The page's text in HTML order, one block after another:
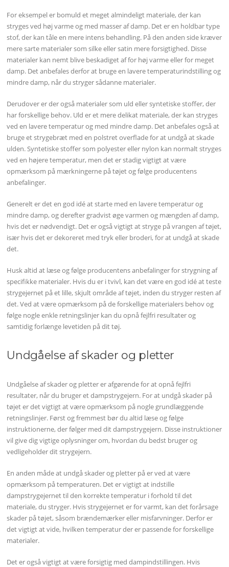
For eksempel er bomuld et meget almindeligt materiale, der kan
stryges ved høj varme og med masser af damp. Det er en holdbar type
stof, der kan tåle en mere intens behandling. På den anden side kræver
mere sarte materialer som silke eller satin mere forsigtighed. Disse
materialer kan nemt blive beskadiget af for høj varme eller for meget
damp. Det anbefales derfor at bruge en lavere temperaturindstilling og
mindre damp, når du stryger sådanne materialer.
Derudover er der også materialer som uld eller syntetiske stoffer, der
har forskellige behov. Uld er et mere delikat materiale, der kan stryges
ved en lavere temperatur og med mindre damp. Det anbefales også at
bruge et strygebræt med en polstret overflade for at undgå at skade
ulden. Syntetiske stoffer som polyester eller nylon kan normalt stryges
ved en højere temperatur, men det er stadig vigtigt at være
opmærksom på mærkningerne på tøjet og følge producentens
anbefalinger.
Generelt er det en god idé at starte med en lavere temperatur og
mindre damp, og derefter gradvist øge varmen og mængden af damp,
hvis det er nødvendigt. Det er også vigtigt at stryge på vrangen af tøjet,
især hvis det er dekoreret med tryk eller broderi, for at undgå at skade
det.
Husk altid at læse og følge producentens anbefalinger for strygning af
specifikke materialer. Hvis du er i tvivl, kan det være en god idé at teste
strygejernet på et lille, skjult område af tøjet, inden du stryger resten af
det. Ved at være opmærksom på de forskellige materialers behov og
følge nogle enkle retningslinjer kan du opnå fejlfri resultater og
samtidig forlænge levetiden på dit tøj.
Undgåelse af skader og pletter
Undgåelse af skader og pletter er afgørende for at opnå fejlfri
resultater, når du bruger et dampstrygejern. For at undgå skader på
tøjet er det vigtigt at være opmærksom på nogle grundlæggende
retningslinjer. Først og fremmest bør du altid læse og følge
instruktionerne, der følger med dit dampstrygejern. Disse instruktioner
vil give dig vigtige oplysninger om, hvordan du bedst bruger og
vedligeholder dit strygejern.
En anden måde at undgå skader og pletter på er ved at være
opmærksom på temperaturen. Det er vigtigt at indstille
dampstrygejernet til den korrekte temperatur i forhold til det
materiale, du stryger. Hvis strygejernet er for varmt, kan det forårsage
skader på tøjet, såsom brændemærker eller misfarvninger. Derfor er
det vigtigt at vide, hvilken temperatur der er passende for forskellige
materialer.
Det er også vigtigt at være forsigtig med dampindstillingen. Hvis